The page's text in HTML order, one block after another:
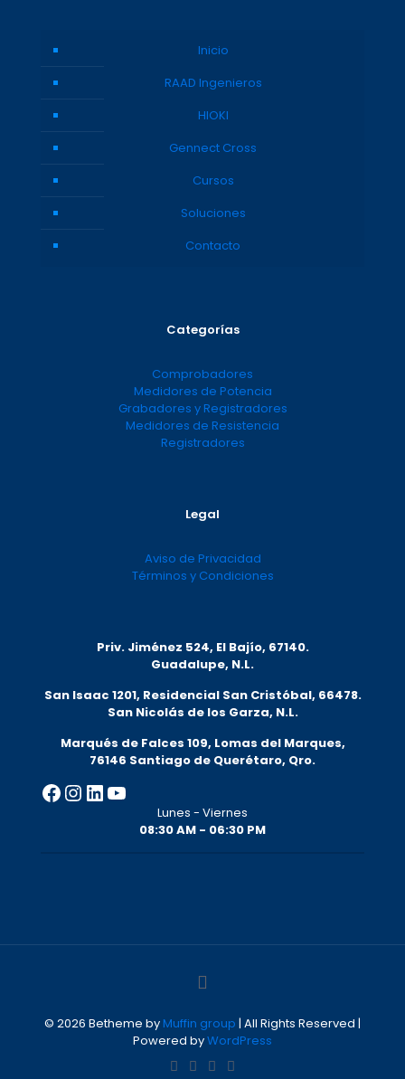
Inicio
RAAD Ingenieros
HIOKI
Gennect Cross
Cursos
Soluciones
Contacto
Categorías
Comprobadores
Medidores de Potencia
Grabadores y Registradores
Medidores de Resistencia
Registradores
Legal
Aviso de Privacidad
Términos y Condiciones
Priv. Jiménez 524, El Bajío, 67140.
Guadalupe, N.L.
San Isaac 1201, Residencial San Cristóbal, 66478.
San Nicolás de los Garza, N.L.
Marqués de Falces 109, Lomas del Marques,
76146 Santiago de Querétaro, Qro.
Facebook
Instagram
LinkedIn
YouTube
Lunes - Viernes
08:30 AM - 06:30 PM
© 2026 Betheme by Muffin group | All Rights Reserved |
Powered byWordPress